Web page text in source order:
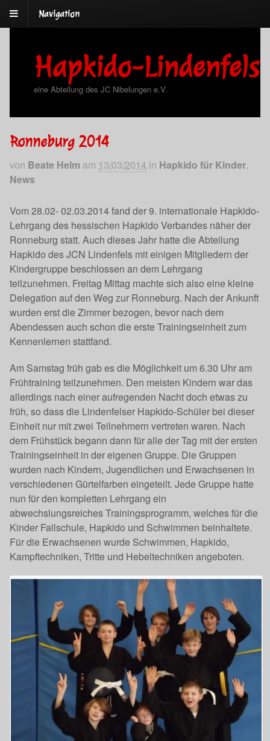
Navigation
Hapkido-Lindenfels
eine Abteilung des JC Nibelungen e.V.
Ronneburg 2014
von Beate Helm am 13/03/2014 in Hapkido für Kinder,
News
Vom 28.02- 02.03.2014 fand der 9. internationale Hapkido-
Lehrgang des hessischen Hapkido Verbandes näher der
Ronneburg statt. Auch dieses Jahr hatte die Abteilung
Hapkido des JCN Lindenfels mit einigen Mitgliedern der
Kindergruppe beschlossen an dem Lehrgang
teilzunehmen. Freitag Mittag machte sich also eine kleine
Delegation auf den Weg zur Ronneburg. Nach der Ankunft
wurden erst die Zimmer bezogen, bevor nach dem
Abendessen auch schon die erste Trainingseinheit zum
Kennenlernen stattfand.
Am Samstag früh gab es die Möglichkeit um 6.30 Uhr am
Frühtraining teilzunehmen. Den meisten Kindern war das
allerdings nach einer aufregenden Nacht doch etwas zu
früh, so dass die Lindenfelser Hapkido-Schüler bei dieser
Einheit nur mit zwei Teilnehmern vertreten waren. Nach
dem Frühstück begann dann für alle der Tag mit der ersten
Trainingseinheit in der eigenen Gruppe. Die Gruppen
wurden nach Kindern, Jugendlichen und Erwachsenen in
verschiedenen Gürtelfarben eingeteilt. Jede Gruppe hatte
nun für den kompletten Lehrgang ein
abwechslungsreiches Trainingsprogramm, welches für die
Kinder Fallschule, Hapkido und Schwimmen beinhaltete.
Für die Erwachsenen wurde Schwimmen, Hapkido,
Kampftechniken, Tritte und Hebeltechniken angeboten.